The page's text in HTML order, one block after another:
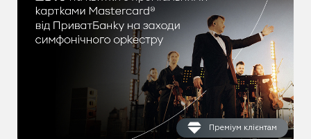
Преміум клієнтам